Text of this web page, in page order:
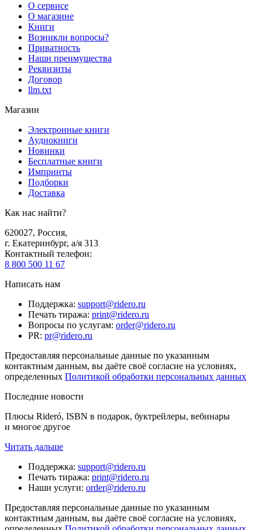
О сервисе
О магазине
Книги
Возникли вопросы?
Приватность
Наши преимущества
Реквизиты
Договор
llm.txt
Магазин
Электронные книги
Аудиокниги
Новинки
Бесплатные книги
Импринты
Подборки
Доставка
Как нас найти?
620027, Россия,
г. Екатеринбург, а/я 313
Контактный телефон:
8 800 500 11 67
Написать нам
Поддержка: support@ridero.ru
Печать тиража: print@ridero.ru
Вопросы по услугам: order@ridero.ru
PR: pr@ridero.ru
Предоставляя персональные данные по указанным
контактным данным, вы даёте своё согласие на условиях,
определенных Политикой обработки персональных данных
Последние новости
Плюсы Rideró, ISBN в подарок, буктрейлеры, вебинары
и многое другое
Читать дальше
Поддержка: support@ridero.ru
Печать тиража: print@ridero.ru
Наши услуги: order@ridero.ru
Предоставляя персональные данные по указанным
контактным данным, вы даёте своё согласие на условиях,